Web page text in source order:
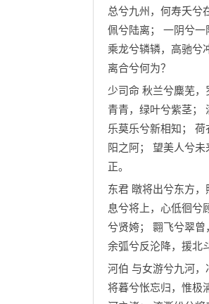
总兮九州，何寿夭兮
佩兮陆离； 一阴兮一
乘龙兮辚辚，高驰兮
离合兮何为？
少司命 秋兰兮麋芜
青青，绿叶兮紫茎；
乐莫乐兮新相知；
阳之阿； 望美人兮
正。
东君 暾将出兮东方
息兮将上，心低徊兮
兮贤姱； 翾飞兮翠
余弧兮反沦降，援北
河伯 与女游兮九河
将暮兮怅忘归，惟极